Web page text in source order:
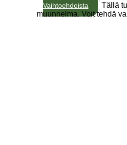
Vaihtoehdoista
Tällä
muunnelma. Voit tehdä